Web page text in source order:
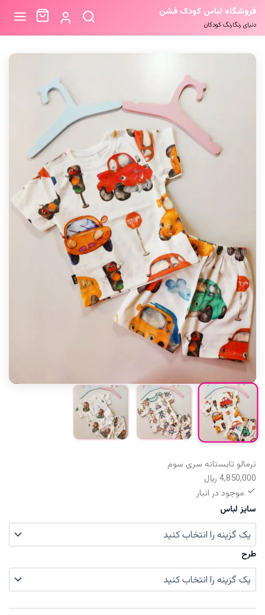
فروشگاه لباس کودک فشن
دنیای رنگارنگ کودکان
نرمالو تابستانه سری سوم
4,850,000 ﷼
موجود در انبار
سایز لباس
طرح